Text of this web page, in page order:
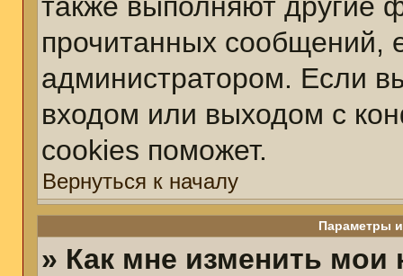
прочитанных сообщений,
администратором. Если
входом или выходом с
cookies поможет.
Вернуться к началу
Параметры
» Как мне изменить мои